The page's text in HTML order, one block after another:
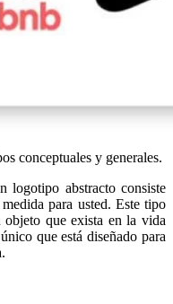
conceptuales y generales.
abstracto consiste
para usted. Este tipo
objeto que exista en la vida
que está diseñado para